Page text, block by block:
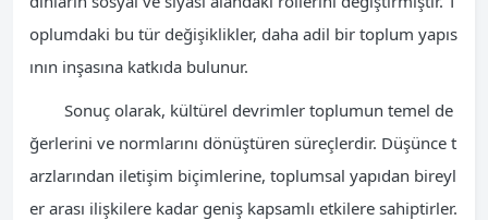
oplumdaki bu tür değişiklikler, daha adil bir toplum yapıs
ının inşasına katkıda bulunur.
Sonuç olarak, kültürel devrimler toplumun temel de
ğerlerini ve normlarını dönüştüren süreçlerdir. Düşünce t
arzlarından iletişim biçimlerine, toplumsal yapıdan bireyl
er arası ilişkilere kadar geniş kapsamlı etkilere sahiptirler.